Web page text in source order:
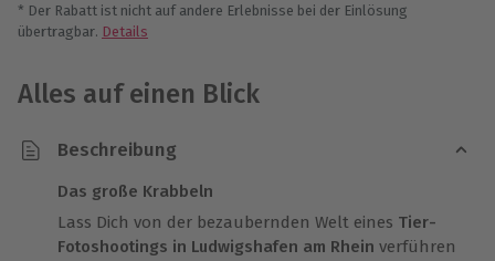
* Der Rabatt ist nicht auf andere Erlebnisse bei der Einlösung
übertragbar. Details
Alles auf einen Blick
Beschreibung
Das große Krabbeln
Lass Dich von der bezaubernden Welt eines Tier-
Fotoshootings in Ludwigshafen am Rhein verführen